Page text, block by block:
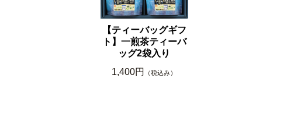
【ティーバッグギフ
ト】一煎茶ティーバ
ッグ2袋入り
1,400円
（税込み）